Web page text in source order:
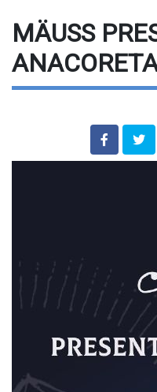
MÄUSS